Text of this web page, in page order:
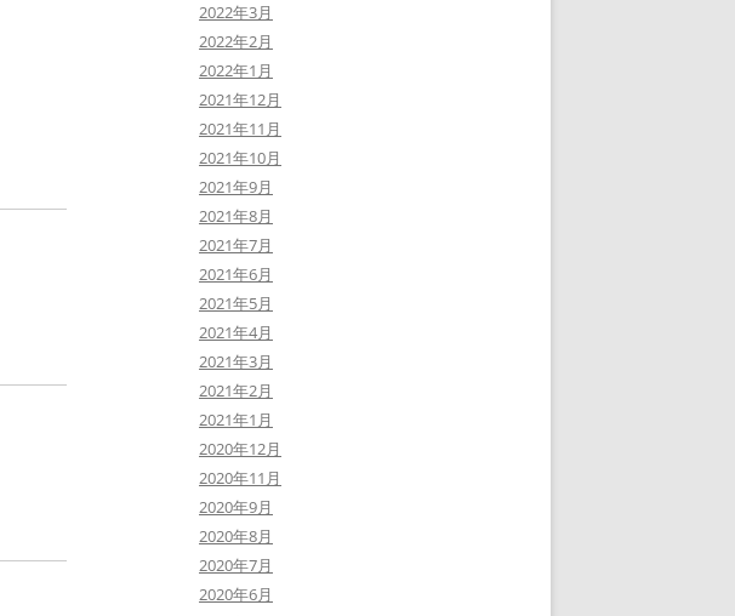
2022年3月
2022年2月
2022年1月
2021年12月
2021年11月
2021年10月
2021年9月
2021年8月
2021年7月
2021年6月
2021年5月
2021年4月
2021年3月
2021年2月
2021年1月
2020年12月
2020年11月
2020年9月
2020年8月
2020年7月
2020年6月